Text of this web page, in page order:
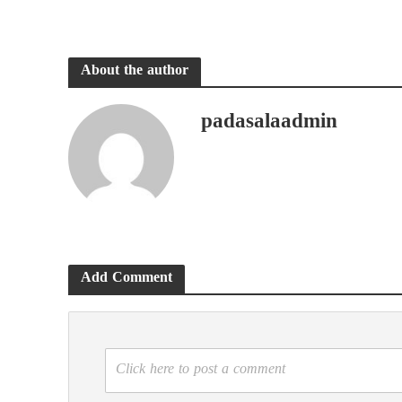
About the author
padasalaadmin
Add Comment
Click here to post a comment